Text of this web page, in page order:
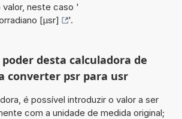
neste caso '
[µsr]
'.
desta calculadora de
converter psr para usr
é possível introduzir o valor a ser
com a unidade de medida original;